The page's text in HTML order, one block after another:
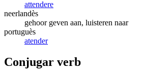
attendere
neerlandès
gehoor geven aan, luisteren naar
portuguès
atender
Conjugar verb